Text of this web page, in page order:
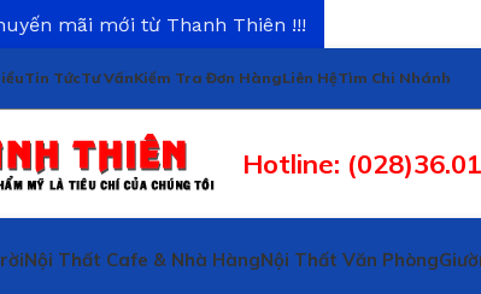
Tin TứcTư VấnKiểm Tra Đơn HàngLiên HệTìm Chi Nhánh
Hotline:
Nội Thất Cafe & Nhà HàngNội Thất Văn Phòng
mãi mới từ Thanh Thiên !!!